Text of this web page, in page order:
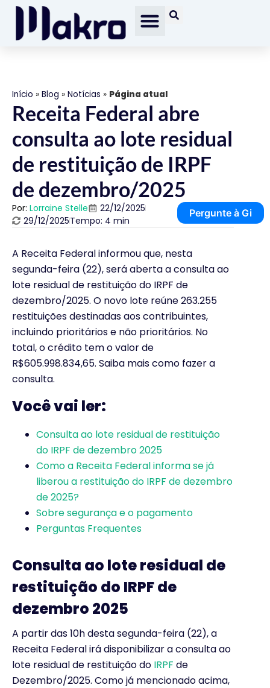
Início » Blog » Notícias » Página atual
Receita Federal abre
consulta ao lote residual
de restituição de IRPF
de dezembro/2025
Por: Lorraine Stelle
22/12/2025
29/12/2025Tempo: 4 min
Pergunte à Gi
A Receita Federal informou que, nesta
segunda-feira (22), será aberta a consulta ao
lote residual de restituição do IRPF de
dezembro/2025. O novo lote reúne 263.255
restituições destinadas aos contribuintes,
incluindo prioritários e não prioritários. No
total, o crédito tem o valor de
R$605.998.834,65. Saiba mais como fazer a
consulta.
Você vai ler:
Consulta ao lote residual de restituição
do IRPF de dezembro 2025
Como a Receita Federal informa se já
liberou a restituição do IRPF de dezembro
de 2025?
Sobre segurança e o pagamento
Perguntas Frequentes
Consulta ao lote residual de
restituição do IRPF de
dezembro 2025
A partir das 10h desta segunda-feira (22), a
Receita Federal irá disponibilizar a consulta ao
lote residual de restituição do IRPF de
Dezembro/2025. Como já mencionado acima,